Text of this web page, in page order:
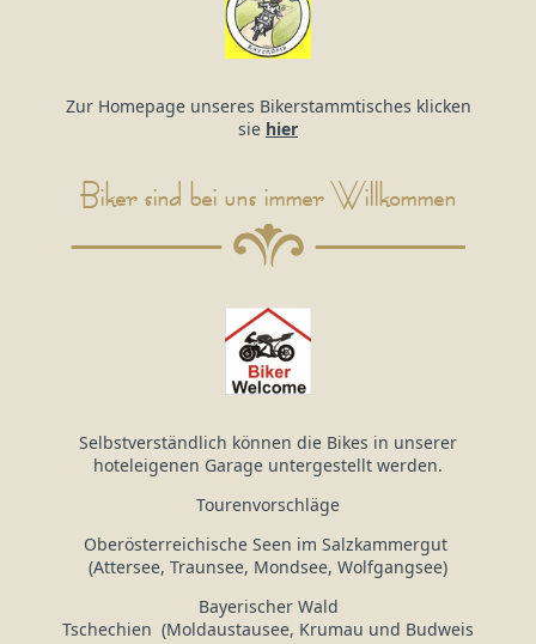
Zur Homepage unseres Bikerstammtisches klicken
sie hier
Biker sind bei uns immer Willkommen
Selbstverständlich können die Bikes in unserer
hoteleigenen Garage untergestellt werden.
Tourenvorschläge
Oberösterreichische Seen im Salzkammergut
(Attersee, Traunsee, Mondsee, Wolfgangsee)
Bayerischer Wald
Tschechien (Moldaustausee, Krumau und Budweis